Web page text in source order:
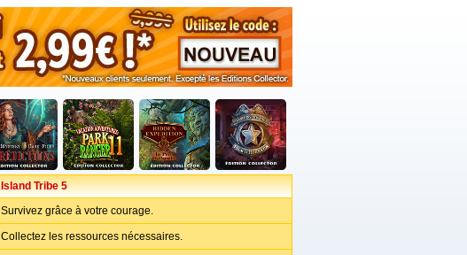
Island Tribe 5
Survivez grâce à votre courage.
Collectez les ressources nécessaires.